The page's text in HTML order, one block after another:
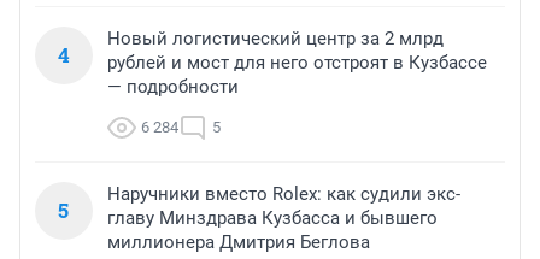
4
Новый логистический центр за 2 млрд
рублей и мост для него отстроят в Кузбассе
— подробности
6 284 5
5
Наручники вместо Rolex: как судили экс-
главу Минздрава Кузбасса и бывшего
миллионера Дмитрия Беглова